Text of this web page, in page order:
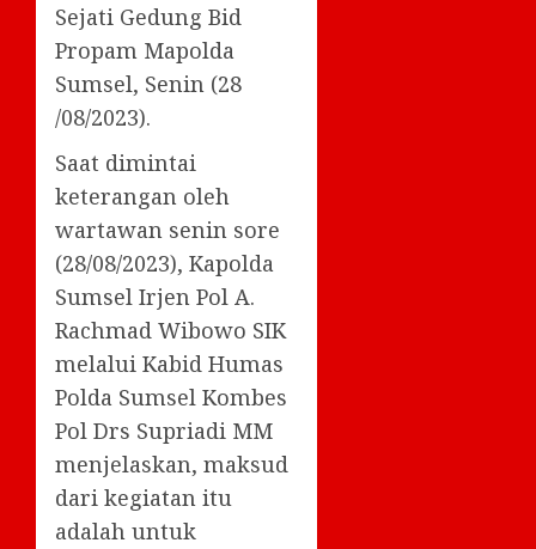
Sejati Gedung Bid
Propam Mapolda
Sumsel, Senin (28
/08/2023).
Saat dimintai
keterangan oleh
wartawan senin sore
(28/08/2023), Kapolda
Sumsel Irjen Pol A.
Rachmad Wibowo SIK
melalui Kabid Humas
Polda Sumsel Kombes
Pol Drs Supriadi MM
menjelaskan, maksud
dari kegiatan itu
adalah untuk